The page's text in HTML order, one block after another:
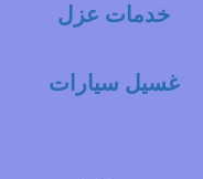
خدمات عزل
غسيل سيارات